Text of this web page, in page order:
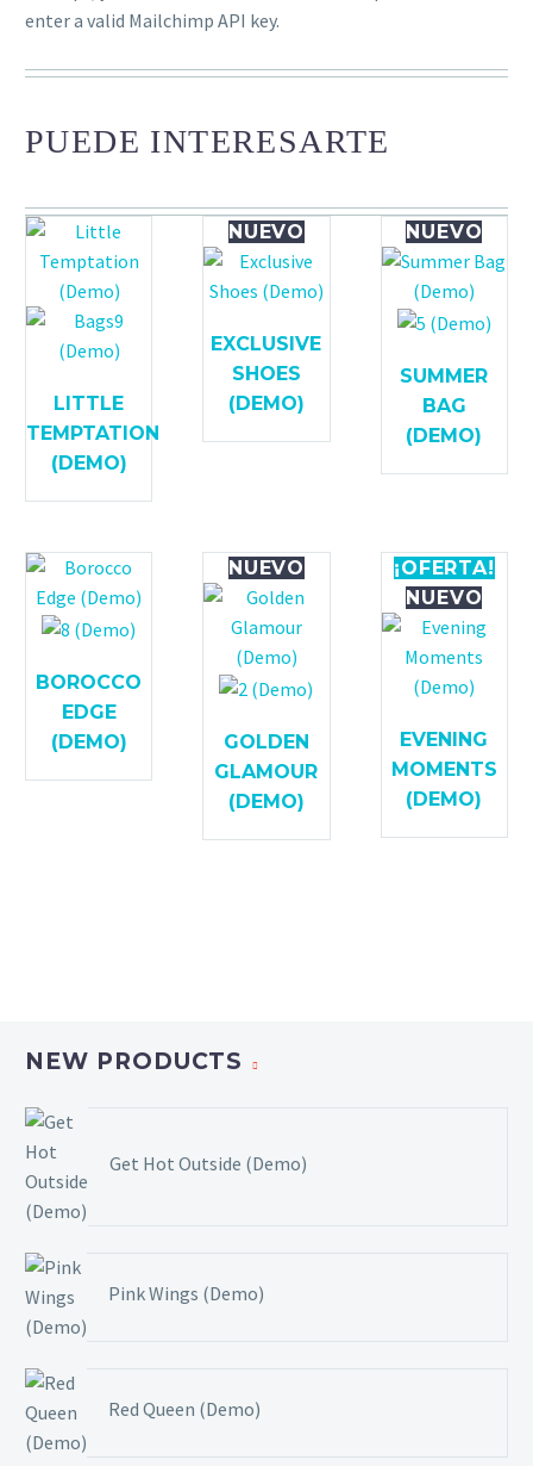
enter a valid Mailchimp API key.
PUEDE INTERESARTE
LITTLE
TEMPTATION
(DEMO)
NUEVO
EXCLUSIVE
SHOES
(DEMO)
NUEVO
SUMMER
BAG
(DEMO)
BOROCCO
EDGE
(DEMO)
NUEVO
GOLDEN
GLAMOUR
(DEMO)
¡OFERTA!
NUEVO
EVENING
MOMENTS
(DEMO)
NEW PRODUCTS
Get Hot Outside (Demo)
Pink Wings (Demo)
Red Queen (Demo)